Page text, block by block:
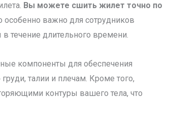
Вы можете сшить жилет точно по
особенно важно для сотрудников
течение длительного времени.
компоненты для обеспечения
талии и плечам. Кроме того,
контуры вашего тела, что